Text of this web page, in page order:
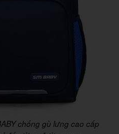
chống gù lưng cao cấp